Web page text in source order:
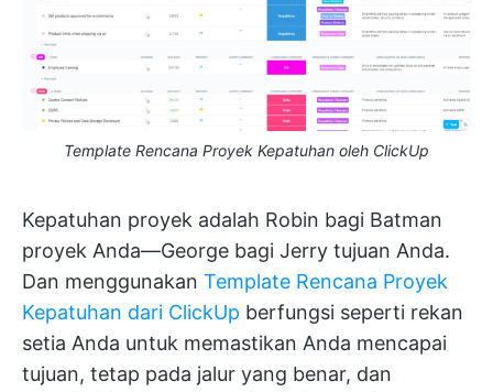
Template Rencana Proyek Kepatuhan oleh ClickUp
Kepatuhan proyek adalah Robin bagi Batman
proyek Anda—George bagi Jerry tujuan Anda.
Dan menggunakan Template Rencana Proyek
Kepatuhan dari ClickUp berfungsi seperti rekan
setia Anda untuk memastikan Anda mencapai
tujuan, tetap pada jalur yang benar, dan